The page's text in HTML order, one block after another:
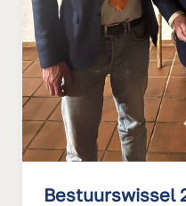
Bestuurswissel